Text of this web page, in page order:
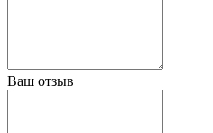
Ваш отзыв